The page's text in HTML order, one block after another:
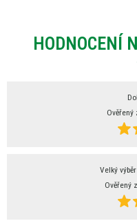
HODNOCENÍ
Ověřený
Velký
Ověřený